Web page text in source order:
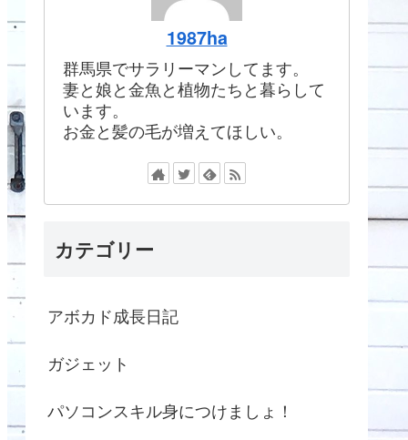
1987ha
群馬県でサラリーマンしてます。
妻と娘と金魚と植物たちと暮らして
います。
お金と髪の毛が増えてほしい。
カテゴリー
アボカド成長日記
ガジェット
パソコンスキル身につけましょ！